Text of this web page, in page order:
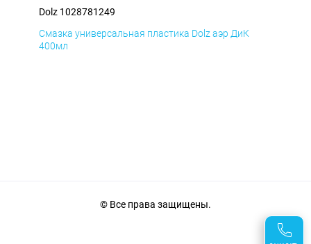
Dolz 1028781249
Смазка универсальная пластика Dolz аэр ДиК
400мл
© Все права защищены.